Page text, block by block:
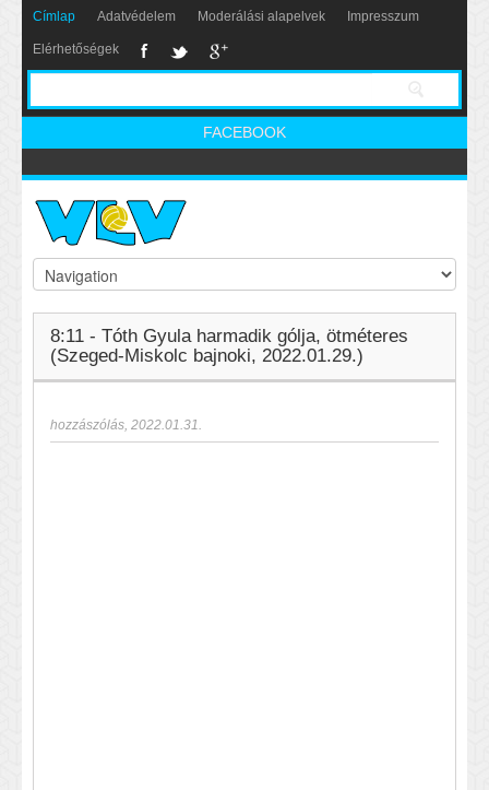
Címlap Adatvédelem Moderálási alapelvek Impresszum
Elérhetőségek
FACEBOOK
8:11 - Tóth Gyula harmadik gólja, ötméteres
(Szeged-Miskolc bajnoki, 2022.01.29.)
hozzászólás, 2022.01.31.